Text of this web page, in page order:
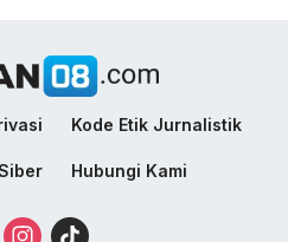
Kode Etik Jurnalistik
Hubungi Kami
FacebookInstagram